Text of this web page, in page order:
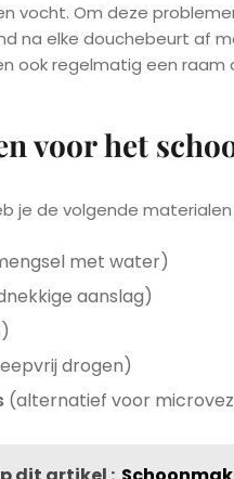
vocht. Om deze
na elke douchebeurt af
ook regelmatig een
voor het
je de volgende materialen
met water)
aanslag)
drogen)
(alternatief voor